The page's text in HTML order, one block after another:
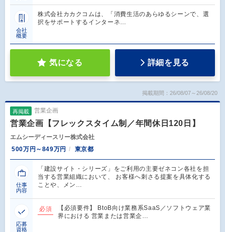
会社
概要
株式会社カカクコムは、「消費生活のあらゆるシーンで、選
択をサポートするインターネ…
気になる 詳細を見る
掲載期間：26/08/07～26/08/20
再掲載 営業企画
営業企画【フレックスタイム制／年間休日120日】
エムシーディースリー株式会社
500万円～849万円
東京都
仕事
内容
「建設サイト・シリーズ」をご利用の主要ゼネコン各社を担
当する営業組織において、 お客様へ刺さる提案を具体化する
ことや、メン…
応募
資格
必須
【必須要件】 BtoB向け業務系SaaS／ソフトウェア業
界における 営業または営業企…